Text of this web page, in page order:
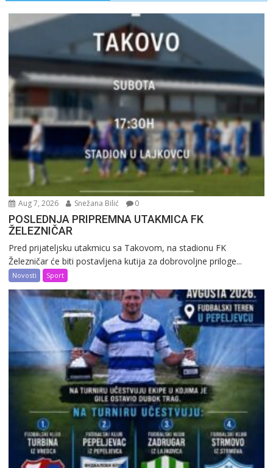
Aug 7, 2026 Snežana Bilić 0
POSLEDNJA PRIPREMNA UTAKMICA FK
ŽELEZNIČAR
Pred prijateljsku utakmicu sa Takovom, na stadionu FK
Železničar će biti postavljena kutija za dobrovoljne priloge...
Novosti Sport